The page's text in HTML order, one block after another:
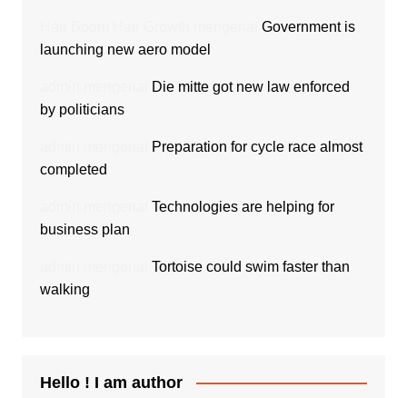
Government is
launching new aero model
Die mitte got new law enforced
by politicians
Preparation for cycle race almost
completed
Technologies are helping for
business plan
Tortoise could swim faster than
walking
Hello ! I am author